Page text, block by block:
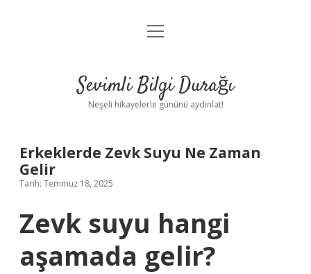
Anasayfa
Yasal Uyarı
menüyü
Sevimli Bilgi Durağı
Neşeli hikayelerle gününü aydınlat!
Erkeklerde Zevk Suyu Ne Zaman
Gelir
Tarih: Temmuz 18, 2025
Zevk suyu hangi
aşamada gelir?